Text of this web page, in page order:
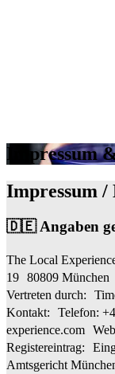
Impressum
Impressum /
🇩🇪 Angaben
The Local
19 80809 München
Vertreten durch:
Kontakt: Telefon:
experience.com
Registereintrag:
Amtsgericht